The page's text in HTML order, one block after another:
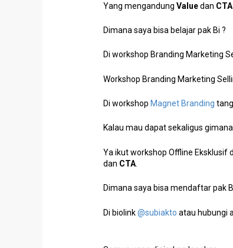
Yang mengandungValuedan CTA
Dimana saya bisa belajar pak Bi ?
Di workshop Branding Marketing
Workshop Branding Marketing
Di workshop Magnet Branding
Kalau mau dapat sekaligus
Ya ikut workshop Offline Eksklusif
dan CTA
Dimana saya bisa mendaftar pak
Di biolink@subiakto atau hubungi